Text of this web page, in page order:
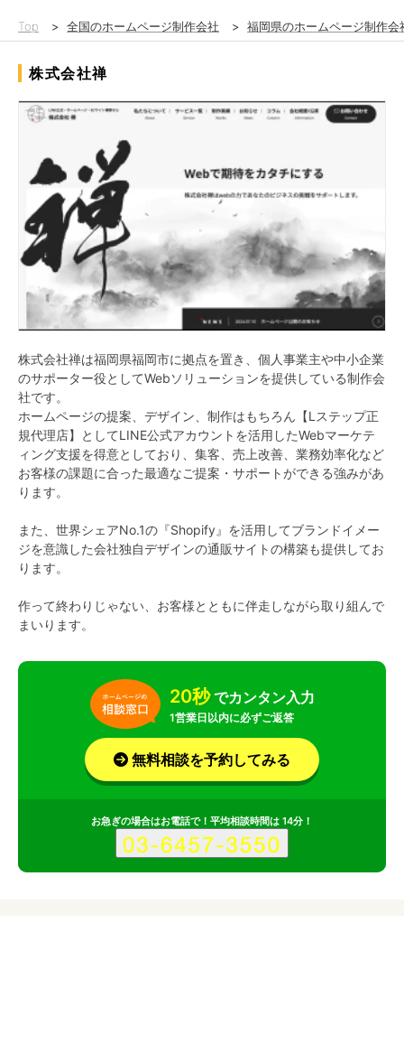
Top > 全国のホームページ制作会社 > 福岡県のホームページ制作会
株式会社禅
株式会社禅は福岡県福岡市に拠点を置き、個人事業主や中小企業
のサポーター役としてWebソリューションを提供している制作会
社です。
ホームページの提案、デザイン、制作はもちろん【Lステップ正
規代理店】としてLINE公式アカウントを活用したWebマーケテ
ィング支援を得意としており、集客、売上改善、業務効率化など
お客様の課題に合った最適なご提案・サポートができる強みがあ
ります。
また、世界シェアNo.1の『Shopify』を活用してブランドイメー
ジを意識した会社独自デザインの通販サイトの構築も提供してお
ります。
作って終わりじゃない、お客様とともに伴走しながら取り組んで
まいります。
20秒でカンタン入力
1営業日以内に必ずご返答
無料相談を予約してみる
お急ぎの場合はお電話で！平均相談時間は 14分！